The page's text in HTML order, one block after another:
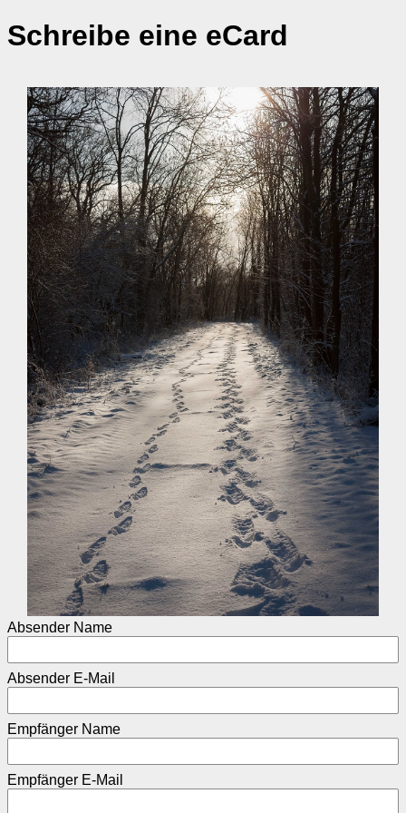
Schreibe eine eCard
Absender Name
Absender E-Mail
Empfänger Name
Empfänger E-Mail